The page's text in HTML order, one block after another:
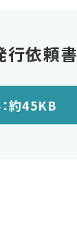
行依頼書
約45KB